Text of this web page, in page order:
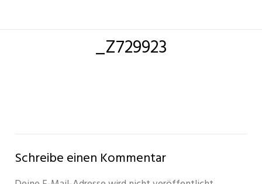
_Z729923
Schreibe einen Kommentar